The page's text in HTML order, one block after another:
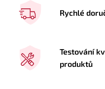
Rychlé
Testování
produktů